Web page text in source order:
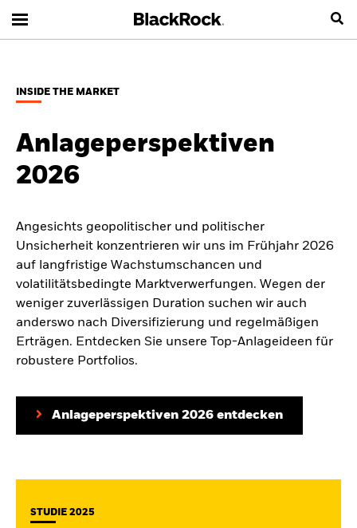
INSIDE THE MARKET
Anlageperspektiven
2026
Angesichts geopolitischer und politischer
Unsicherheit konzentrieren wir uns im Frühjahr 2026
auf langfristige Wachstumschancen und
volatilitätsbedingte Marktverwerfungen. Wegen der
weniger zuverlässigen Duration suchen wir auch
anderswo nach Diversifizierung und regelmäßigen
Erträgen. Entdecken Sie unsere Top-Anlageideen für
robustere Portfolios.
Anlageperspektiven 2026 entdecken
STUDIE 2025